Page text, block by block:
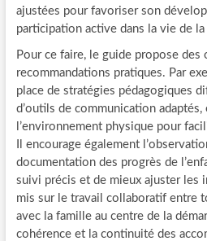
ajustées pour favoriser son
participation active dans la vie de
Pour ce faire, le guide propose des
recommandations pratiques. Par
place de stratégies pédagogiques
d’outils de communication adaptés,
l’environnement physique pour
Il encourage également
documentation des progrès de
suivi précis et de mieux ajuster les
mis sur le travail collaboratif entre
avec la famille au centre de la
cohérence et la continuité des